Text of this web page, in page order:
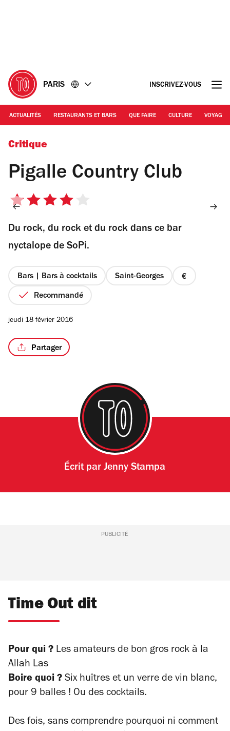
PARIS INSCRIVEZ-VOUS
ACTUALITÉS RESTAURANTS ET BARS QUE FAIRE CULTURE VOYAGE
Critique
Pigalle Country Club
4
5
étoiles
Du rock, du rock et du rock dans ce bar
nyctalope de SoPi.
Bars | Bars à cocktails Saint-Georges
prix
Recommandé
jeudi 18 février 2016
Partager
Écrit parJenny Stampa
PUBLICITÉ
Time Out dit
Pour qui ? Les amateurs de bon gros rock à la
Allah Las
Boire quoi ? Six huîtres et un verre de vin blanc,
pour 9 balles ! Ou des cocktails.
Des fois, sans comprendre pourquoi ni comment